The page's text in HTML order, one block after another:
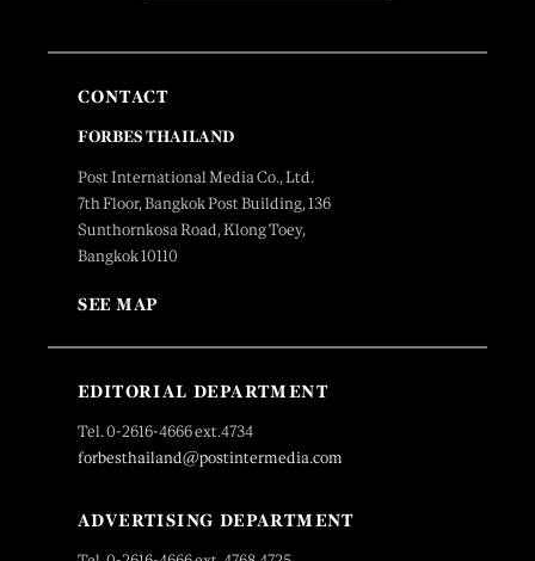
CONTACT
FORBES THAILAND
Post International Media Co., Ltd.
7th Floor, Bangkok Post Building, 136
Sunthornkosa Road, Klong Toey,
Bangkok 10110
SEE MAP
EDITORIAL DEPARTMENT
Tel. 0-2616-4666 ext.4734
forbesthailand@postintermedia.com
ADVERTISING DEPARTMENT